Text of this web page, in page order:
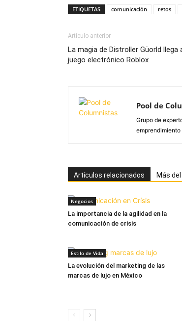
ETIQUETAS comunicación retos
Artículo anterior
La magia de Distroller Güorld llega
juego electrónico Roblox
Pool de
Grupo de
Artículos relacionados Más
Negocios
La importancia de la agilidad en la
comunicación de crisis
Estilo de Vida
La evolución del marketing de las
marcas de lujo en México